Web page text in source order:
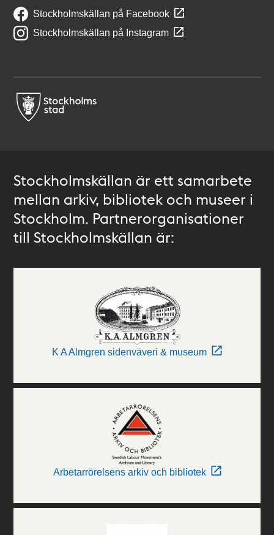
Stockholmskällan på Facebook
Stockholmskällan på Instagram
Stockholmskällan är ett samarbete
mellan arkiv, bibliotek och museer i
Stockholm. Partnerorganisationer
till Stockholmskällan är:
K A Almgren sidenväveri & museum
Arbetarrörelsens arkiv och bibliotek